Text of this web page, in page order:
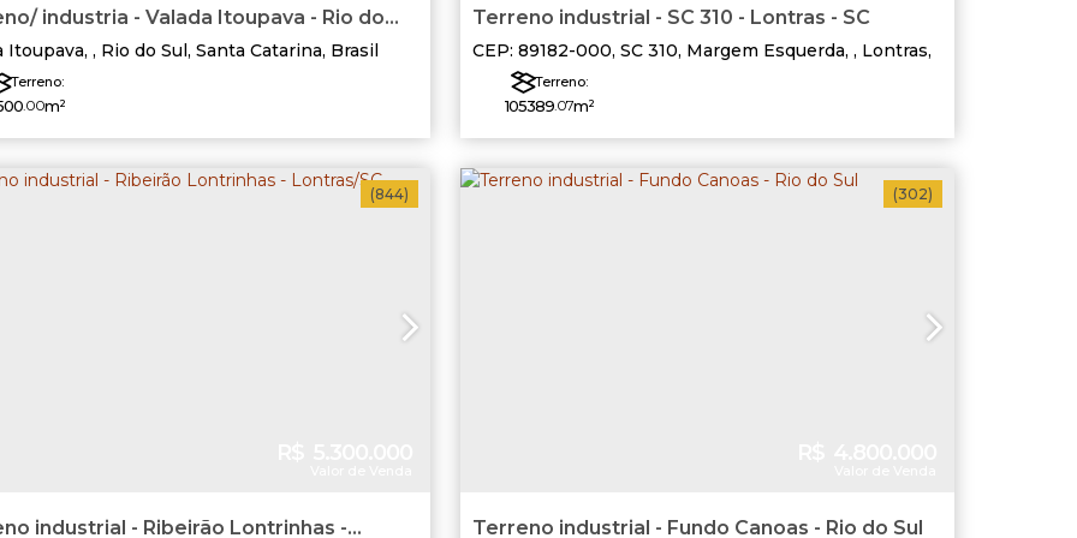
industria - Valada Itoupava - Rio do
Itoupava , Rio do Sul, Santa Catarina, Brasil
Terreno:
.00m²
Terreno industrial - SC 310 - Lontras - SC
CEP: 89182-000, SC 310, Margem Esquerda , Lontras,
Santa Catarina
Terreno:
105389.07m²
(844)
industrial - Ribeirão Lontrinhas -
(302)
Terreno industrial - Fundo Canoas - Rio do Sul